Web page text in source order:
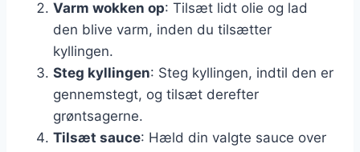
Varm wokken op: Tilsæt lidt olie og lad
den blive varm, inden du tilsætter
kyllingen.
Steg kyllingen: Steg kyllingen, indtil den er
gennemstegt, og tilsæt derefter
grøntsagerne.
Tilsæt sauce: Hæld din valgte sauce over